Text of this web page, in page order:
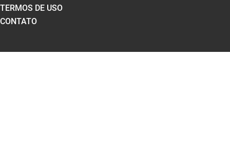
TERMOS DE USO
CONTATO